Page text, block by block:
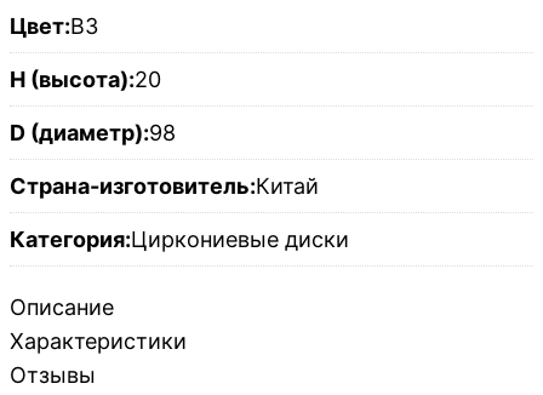
Цвет:B3
H (высота):20
D (диаметр):98
Страна-изготовитель:Китай
Категория:Циркониевые диски
Описание
Характеристики
Отзывы